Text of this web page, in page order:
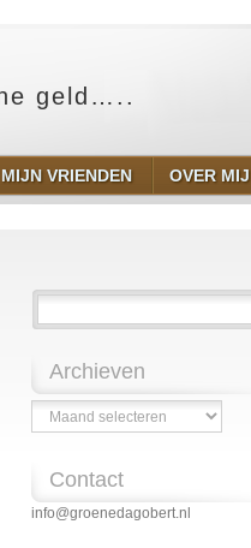
geld…..
MIJN VRIENDEN OVER MIJ
Archieven
Archieven
Contact
info@groenedagobert.nl